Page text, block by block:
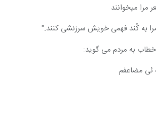
مرا میخوانند
مرا به کُند فهمی خویش سرزنشی کنند."
به مردم می گوید:
مضاعفم